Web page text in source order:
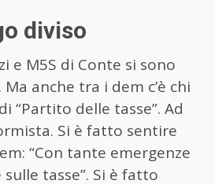
diviso
e M5S di Conte si sono
anche tra i dem c’è chi
“Partito delle tasse”. Ad
Si è fatto sentire
“Con tante emergenze
tasse”. Si è fatto